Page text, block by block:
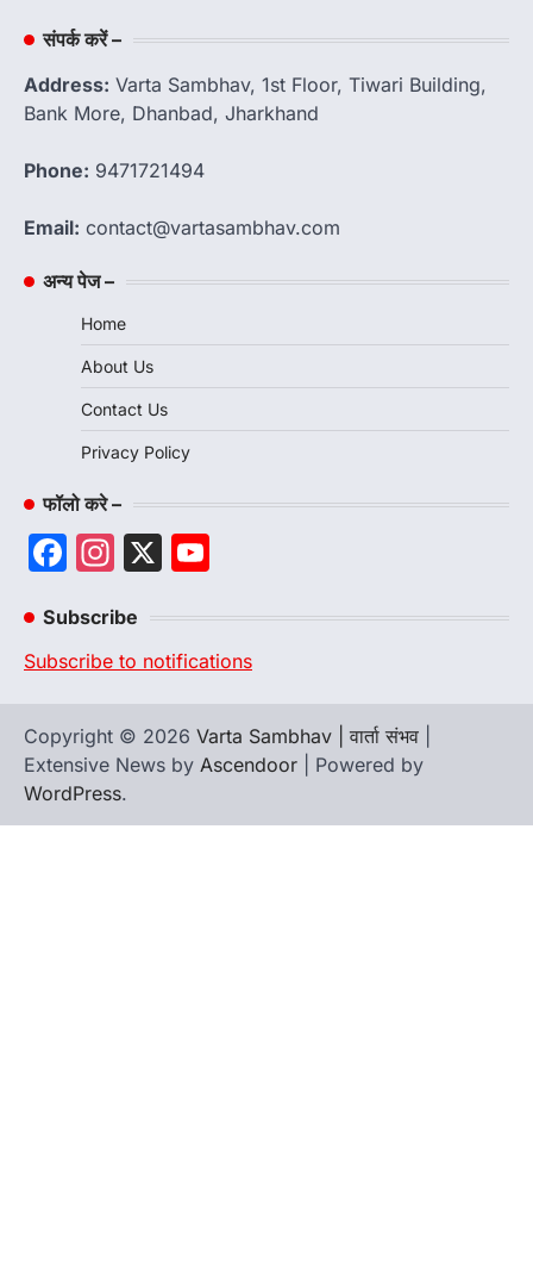
संपर्क करें –
Address: Varta Sambhav, 1st Floor, Tiwari Building,
Bank More, Dhanbad, Jharkhand
Phone: 9471721494
Email: contact@vartasambhav.com
अन्य पेज –
Home
About Us
Contact Us
Privacy Policy
फॉलो करे –
Facebook
Instagram
X
Subscribe
Subscribe to notifications
Copyright © 2026 Varta Sambhav | वार्ता संभव
Extensive News by Ascendoor | Powered by
WordPress.